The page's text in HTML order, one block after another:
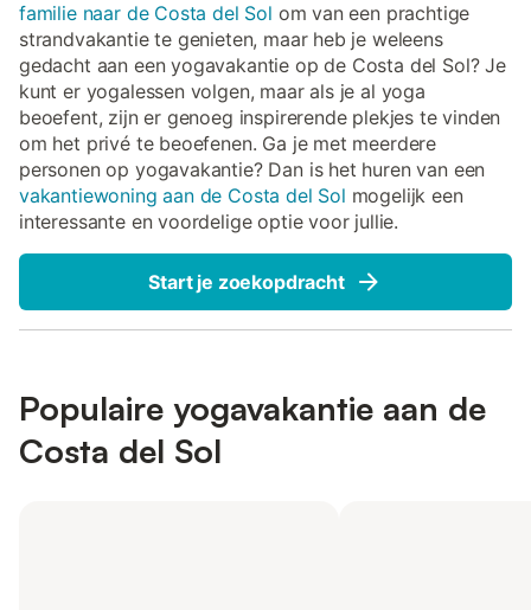
familie naar de Costa del Sol om van een prachtige
strandvakantie te genieten, maar heb je weleens
gedacht aan een yogavakantie op de Costa del Sol? Je
kunt er yogalessen volgen, maar als je al yoga
beoefent, zijn er genoeg inspirerende plekjes te vinden
om het privé te beoefenen. Ga je met meerdere
personen op yogavakantie? Dan is het huren van een
vakantiewoning aan de Costa del Sol mogelijk een
interessante en voordelige optie voor jullie.
Start je zoekopdracht
Populaire yogavakantie aan de
Costa del Sol